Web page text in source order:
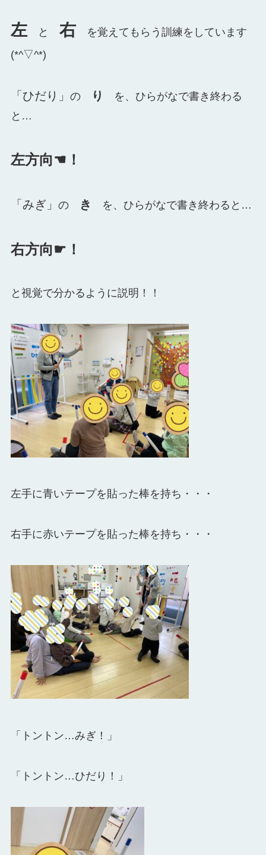
左 と 右 を覚えてもらう訓練をしています
(*^▽^*)
「ひだり」 の り
を、ひらがなで書き終わる
と…
左方向☚！
「みぎ」 の き を、ひらがなで書き終わると…
右方向☛！
と視覚で分かるように説明！！
左手に青いテープを貼った棒を持ち・・・
右手に赤いテープを貼った棒を持ち・・・
「トントン…みぎ！」
「トントン…ひだり！」